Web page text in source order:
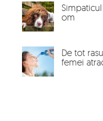
om
De tot
femei